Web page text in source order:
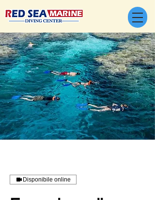
Disponibile online